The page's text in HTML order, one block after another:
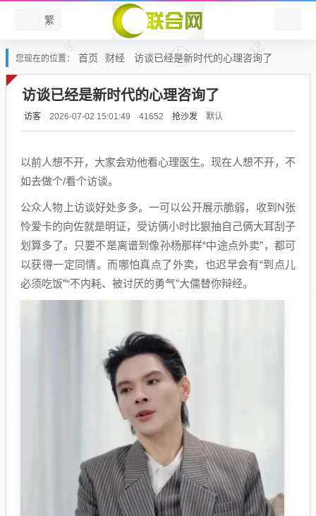
繁
您现在的位置： 首页 财经 访谈已经是新时代的心理咨询了
访谈已经是新时代的心理咨询了
访客 2026-07-02 15:01:49 41652 抢沙发 默认
以前人想不开，大家会劝他看心理医生。现在人想不开，不
如去做个/看个访谈。
公众人物上访谈好处多多。一可以公开展示脆弱，收到N张
怜爱卡的向佐就是明证，受访俩小时比狠抽自己俩大耳刮子
划算多了。只要不是离谱到像孙杨那样“中途点外卖”，都可
以获得一定同情。而哪怕真点了外卖，也迟早会有“到点儿
必须吃饭”“不内耗、被讨厌的勇气”大儒替你辩经。